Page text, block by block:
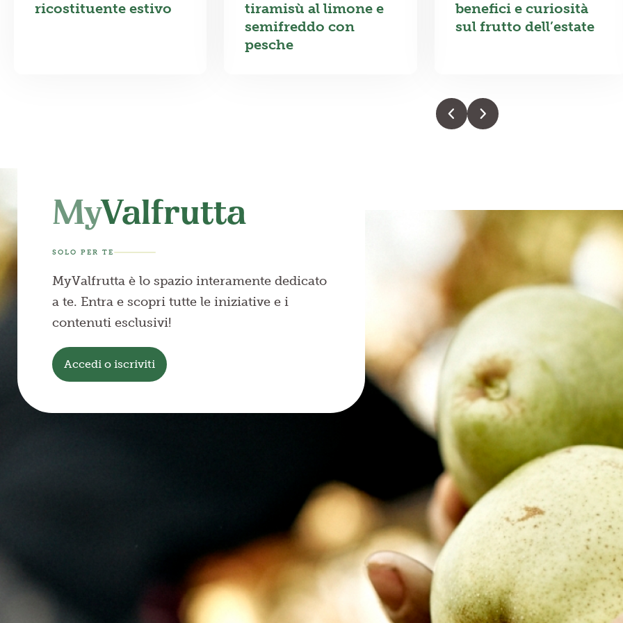
ricostituente estivo
tiramisù al limone e
semifreddo con
pesche
benefici e curiosità
sul frutto dell’estate
MyValfrutta
SOLO PER TE
MyValfrutta è lo spazio interamente dedicato
a te. Entra e scopri tutte le iniziative e i
contenuti esclusivi!
Accedi o iscriviti